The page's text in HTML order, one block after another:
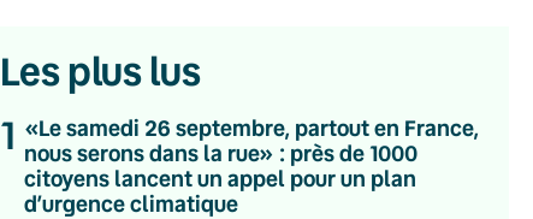
Les plus lus
1 «Le samedi 26 septembre, partout en France,
nous serons dans la rue» : près de 1000
citoyens lancent un appel pour un plan
d’urgence climatique